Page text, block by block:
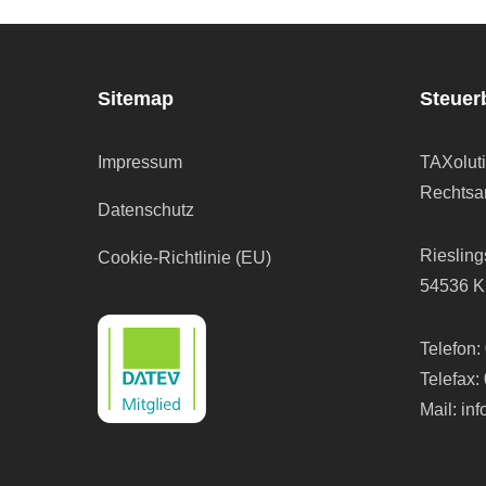
Sitemap
Impressum
Datenschutz
Cookie-Richtlinie (EU)
54536
Telefon:
Telefax:
Mail: